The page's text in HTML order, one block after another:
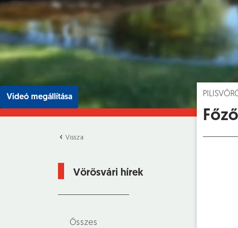
Videó megállítása
Vissza
Vörösvári hírek
Összes
Hírek []